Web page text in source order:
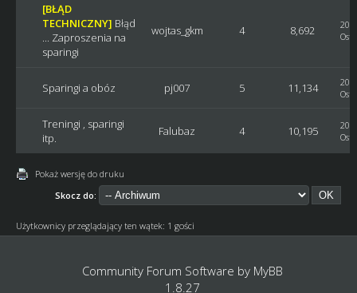
[BŁĄD
TECHNICZNY] Błąd
... Zaproszenia na
sparingi
wojtas_gkm 4 8,692
Sparingi a obóz pj007 5 11,134
Treningi , sparingi
itp.
Falubaz 4 10,195
Pokaż wersję do druku
Skocz do:
Użytkownicy przeglądający ten wątek: 1 gości
Community Forum Software by MyBB
1.8.27